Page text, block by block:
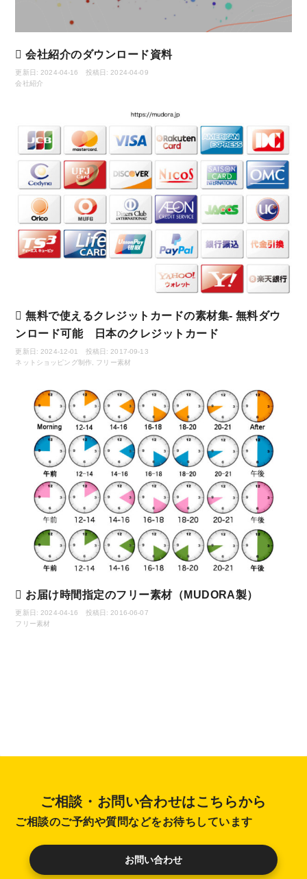
会社紹介のダウンロード資料
更新日: 2024-04-16 投稿日: 2024-04-09
会社紹介
無料で使えるクレジットカードの素材集- 無料ダウ
ンロード可能 日本のクレジットカード
更新日: 2024-12-01 投稿日: 2017-09-13
ネットショッピング制作, フリー素材
お届け時間指定のフリー素材（MUDORA製）
更新日: 2024-04-16 投稿日: 2016-06-07
フリー素材
ご相談・お問い合わせはこちらから
ご相談のご予約や質問などをお待ちしています
お問い合わせ